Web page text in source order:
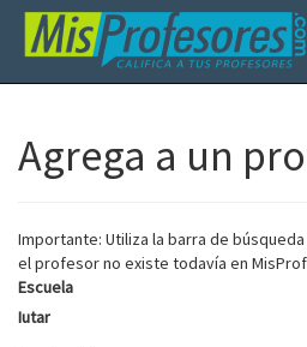
Agrega a un
Importante: Utiliza la barra de
el profesor no existe todavía en
Escuela
Iutar